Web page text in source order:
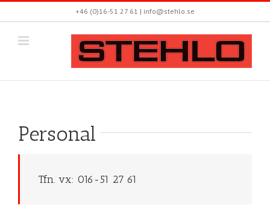
Fortsätt
till
+46 (0)16-51 27 61 | info@stehlo.se
Personal
Tfn. vx: 016-51 27 61